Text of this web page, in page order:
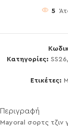
5
Κατηγορίες: SS26,
Ετικέτες:
Περιγραφή
Mayoral σορτς τζιν